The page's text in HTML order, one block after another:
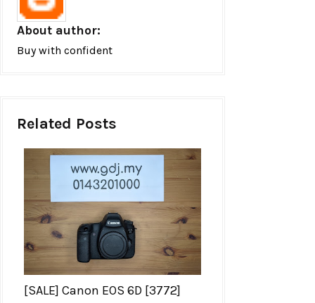
About author:
Buy with confident
Related Posts
[SALE] Canon EOS 6D [3772]